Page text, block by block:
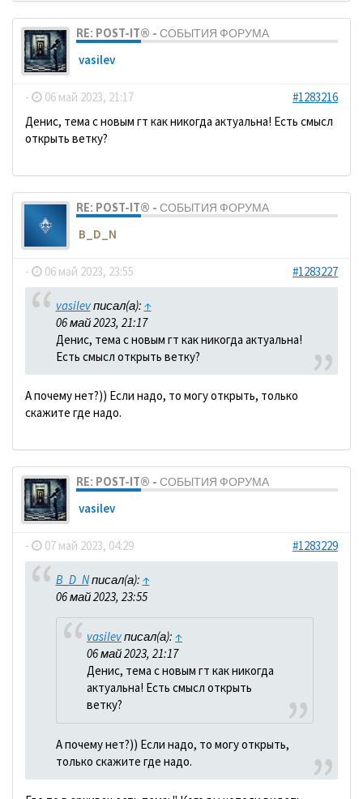
RE: POST-IT® - СОБЫТИЯ ФОРУМА
vasilev
- 06 май 2023, 21:17
#1283216
Денис, тема с новым гт как никогда актуальна! Есть смысл
открыть ветку?
RE: POST-IT® - СОБЫТИЯ ФОРУМА
B_D_N
- 06 май 2023, 23:55 #1283227
vasilevписал(а): ↑
06 май 2023, 21:17
Денис, тема с новым гт как никогда актуальна!
Есть смысл открыть ветку?
А почему нет?)) Если надо, то могу открыть, только
скажите где надо.
RE: POST-IT® - СОБЫТИЯ ФОРУМА
vasilev
- 07 май 2023, 04:29 #1283229
B_D_Nписал(а): ↑
06 май 2023, 23:55
vasilevписал(а): ↑
06 май 2023, 21:17
Денис, тема с новым гт как никогда
актуальна! Есть смысл открыть
ветку?
А почему нет?)) Если надо, то могу открыть,
только скажите где надо.